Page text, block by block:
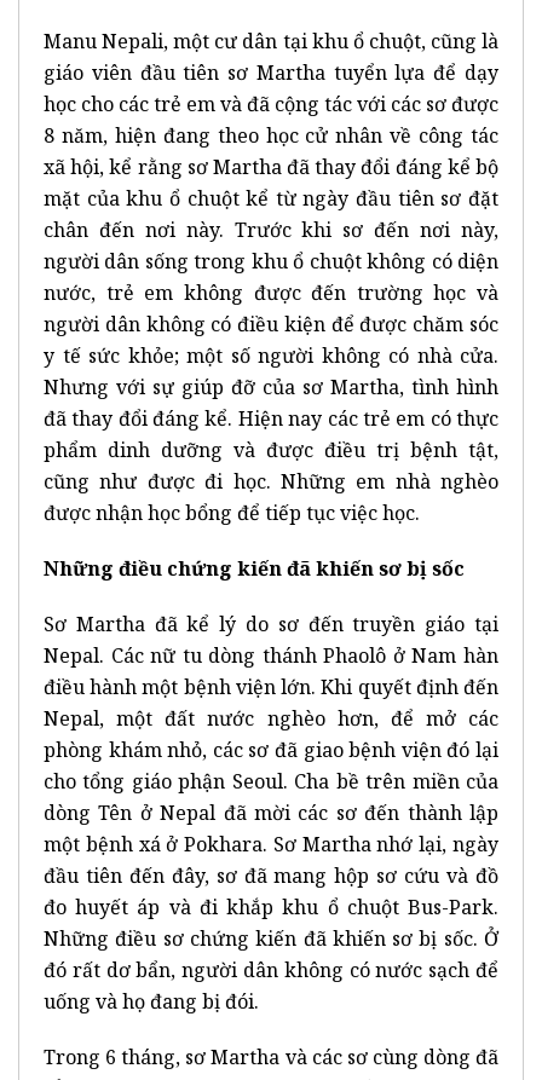
Manu Nepali, một cư dân tại khu ổ chuột, cũng là
giáo viên đầu tiên sơ Martha tuyển lựa để dạy
học cho các trẻ em và đã cộng tác với các sơ được
8 năm, hiện đang theo học cử nhân về công tác
xã hội, kể rằng sơ Martha đã thay đổi đáng kể bộ
mặt của khu ổ chuột kể từ ngày đầu tiên sơ đặt
chân đến nơi này. Trước khi sơ đến nơi này,
người dân sống trong khu ổ chuột không có diện
nước, trẻ em không được đến trường học và
người dân không có điều kiện để được chăm sóc
y tế sức khỏe; một số người không có nhà cửa.
Nhưng với sự giúp đỡ của sơ Martha, tình hình
đã thay đổi đáng kể. Hiện nay các trẻ em có thực
phẩm dinh dưỡng và được điều trị bệnh tật,
cũng như được đi học. Những em nhà nghèo
được nhận học bổng để tiếp tục việc học.
Những điều chứng kiến đã khiến sơ bị sốc
Sơ Martha đã kể lý do sơ đến truyền giáo tại
Nepal. Các nữ tu dòng thánh Phaolô ở Nam hàn
điều hành một bệnh viện lớn. Khi quyết định đến
Nepal, một đất nước nghèo hơn, để mở các
phòng khám nhỏ, các sơ đã giao bệnh viện đó lại
cho tổng giáo phận Seoul. Cha bề trên miền của
dòng Tên ở Nepal đã mời các sơ đến thành lập
một bệnh xá ở Pokhara. Sơ Martha nhớ lại, ngày
đầu tiên đến đây, sơ đã mang hộp sơ cứu và đồ
đo huyết áp và đi khắp khu ổ chuột Bus-Park.
Những điều sơ chứng kiến đã khiến sơ bị sốc. Ở
đó rất dơ bẩn, người dân không có nước sạch để
uống và họ đang bị đói.
Trong 6 tháng, sơ Martha và các sơ cùng dòng đã